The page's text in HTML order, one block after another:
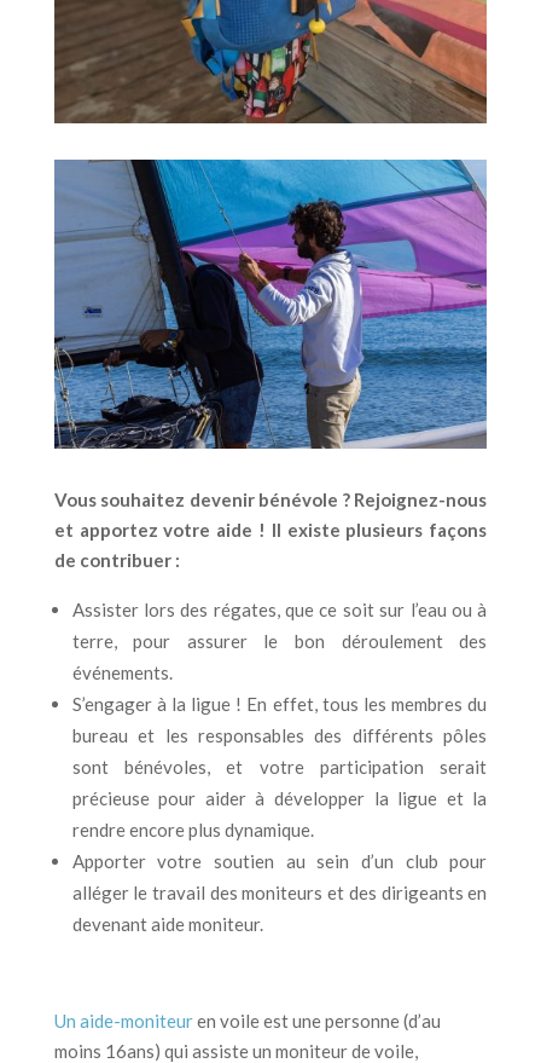
Vous souhaitez devenir bénévole ? Rejoignez-nous
et apportez votre aide ! Il existe plusieurs façons
de contribuer :
Assister lors des régates, que ce soit sur l’eau ou à
terre, pour assurer le bon déroulement des
événements.
S’engager à la ligue ! En effet, tous les membres du
bureau et les responsables des différents pôles
sont bénévoles, et votre participation serait
précieuse pour aider à développer la ligue et la
rendre encore plus dynamique.
Apporter votre soutien au sein d’un club pour
alléger le travail des moniteurs et des dirigeants en
devenant aide moniteur.
Un aide-moniteuren voile est une personne (d’au
moins 16ans) qui assiste un moniteur de voile,